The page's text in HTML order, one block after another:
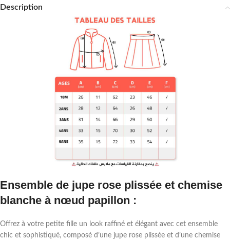
Description
Ensemble de jupe rose plissée et chemise
blanche à nœud papillon :
Offrez à votre petite fille un look raffiné et élégant avec cet ensemble
chic et sophistiqué, composé d’une jupe rose plissée et d’une chemise